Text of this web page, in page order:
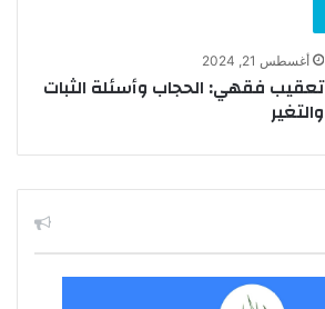
أغسطس 21, 2024
تعقيب فقهي: الحجاب وأسئلة الثبات
والتغير